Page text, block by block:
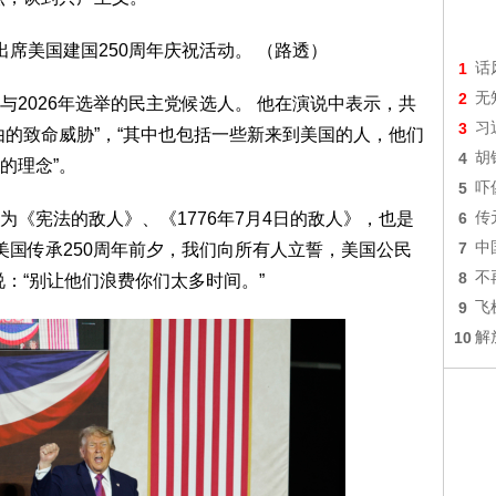
2026年选举的民主党候选人。 他在演说中表示，共
致命威胁”，“其中也包括一些新来到美国的人，他们
理念”。
《宪法的敌人》、《1776年7月4日的敌人》，也是
国传承250周年前夕，我们向所有人立誓，美国公民
“别让他们浪费你们太多时间。”
1 话
2 无
3 习
4 胡
5 吓
6 传
7 中
8 不
9
10 解